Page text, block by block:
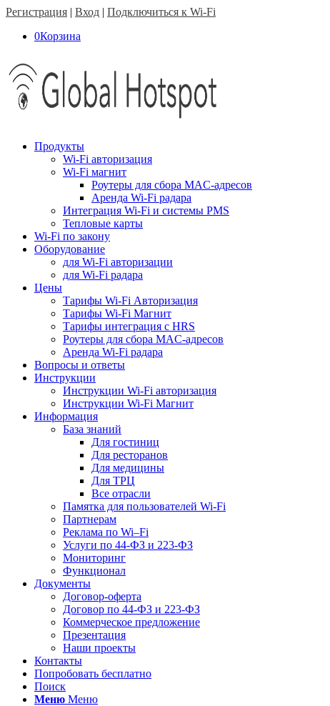
Регистрация | Вход | Подключиться к Wi-Fi
0Корзина
Продукты
Wi-Fi авторизация
Wi-Fi магнит
Роутеры для сбора MAC-адресов
Аренда Wi-Fi радара
Интеграция Wi-Fi и системы PMS
Тепловые карты
Wi-Fi по закону
Оборудование
для Wi-Fi авторизации
для Wi-Fi радара
Цены
Тарифы Wi-Fi Авторизация
Тарифы Wi-Fi Магнит
Тарифы интеграция с HRS
Роутеры для сбора MAC-адресов
Аренда Wi-Fi радара
Вопросы и ответы
Инструкции
Инструкции Wi-Fi авторизация
Инструкции Wi-Fi Магнит
Информация
База знаний
Для гостиниц
Для ресторанов
Для медицины
Для ТРЦ
Все отрасли
Памятка для пользователей Wi-Fi
Партнерам
Реклама по Wi–Fi
Услуги по 44-ФЗ и 223-ФЗ
Мониторинг
Функционал
Документы
Договор-оферта
Договор по 44-ФЗ и 223-ФЗ
Коммерческое предложение
Презентация
Наши проекты
Контакты
Попробовать бесплатно
Поиск
Меню Меню